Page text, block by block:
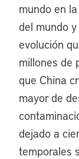
mundo en
del mundo
evolución
millones de
que China
mayor de
dejado a
temporales